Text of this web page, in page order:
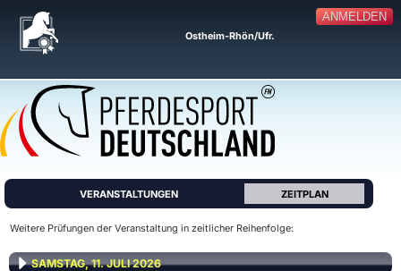
ANMELDEN
Ostheim-Rhön/Ufr.
VERANSTALTUNGEN ZEITPLAN
Weitere Prüfungen der Veranstaltung in zeitlicher Reihenfolge:
SAMSTAG, 11. JULI 2026